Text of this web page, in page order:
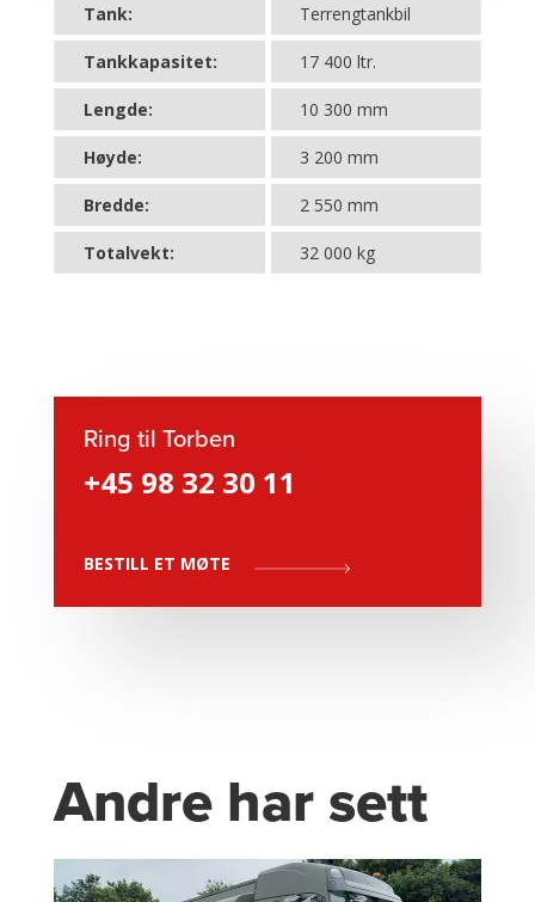
Tank: Terrengtankbil
Tankkapasitet: 17 400 ltr.
Lengde: 10 300 mm
Høyde: 3 200 mm
Bredde: 2 550 mm
Totalvekt: 32 000 kg
Ring til Torben
+45 98 32 30 11
BESTILL ET MØTE
Andre har sett